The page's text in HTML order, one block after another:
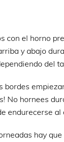
con el horno
y abajo
del
bordes
No hornees
endurecerse al
hay